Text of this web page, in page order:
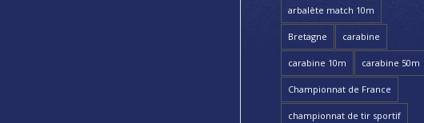
arbalète match 10m
Bretagne carabine
carabine 10m carabine 50m
Championnat de France
championnat de tir sportif